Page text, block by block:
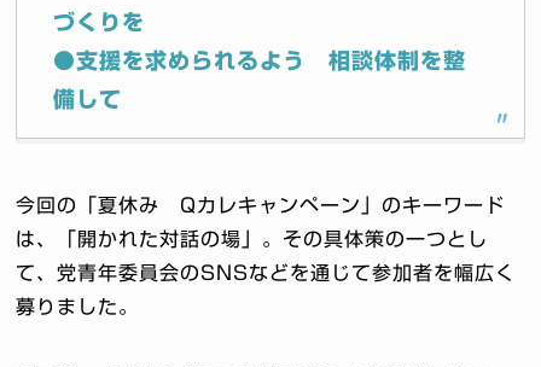
づくりを
●支援を求められるよう 相談体制を整
備して
今回の「夏休み Qカレキャンペーン」のキーワード
は、「開かれた対話の場」。その具体策の一つとし
て、党青年委員会のSNSなどを通じて参加者を幅広く
募りました。